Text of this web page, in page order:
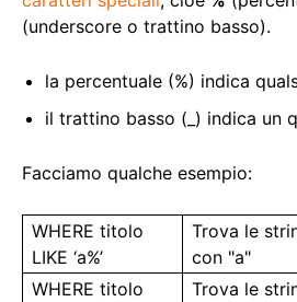
(underscore o trattino basso).
la percentuale (%) indica
il trattino basso (_) indica un
Facciamo qualche esempio:
WHERE titolo
LIKE ‘a%’
Trova le
con "a"
WHERE titolo
Trova le